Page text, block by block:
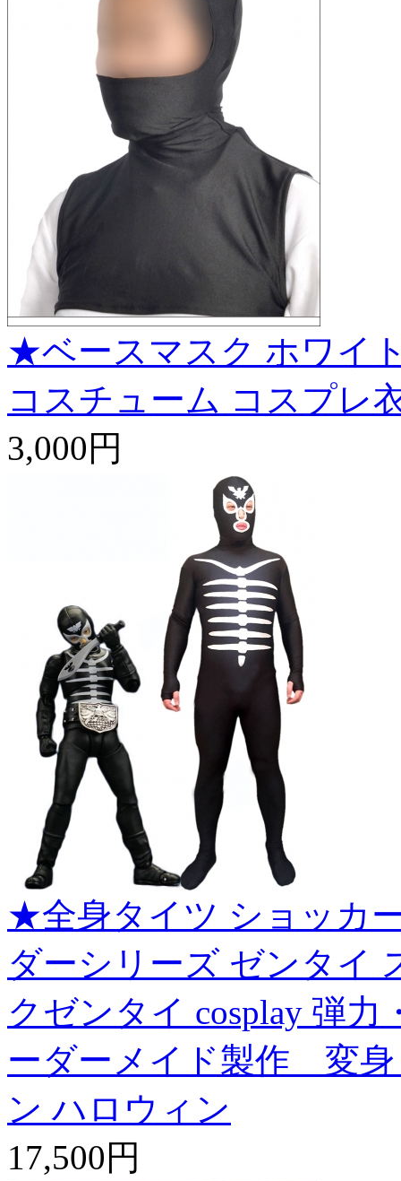
★ベースマスク ホワイ
コスチューム コスプレ
3,000円
★全身タイツ ショッカ
ダーシリーズ ゼンタイ
クゼンタイ cosplay 弾
ーダーメイド製作 変
ン ハロウィン
17,500円